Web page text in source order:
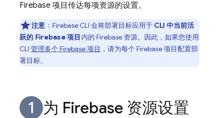
Firebase 项目传达每项资源的设置。
注意 ： FirebaseCLI 会将部署目标应用于 CLI 中当前活
跃的 Firebase 项目 内的 Firebase 资源。因此，如果您使用
CLI 管理多个 Firebase 项目 ，请为每个 Firebase 项目配置部
署目标。
为 Firebase 资源设置